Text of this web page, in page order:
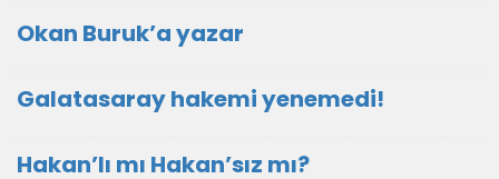
Okan Buruk’a yazar
Galatasaray hakemi yenemedi!
Hakan’lı mı Hakan’sız mı?